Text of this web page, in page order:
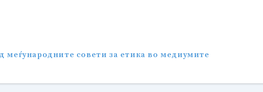
меѓународните совети за етика во медиумите